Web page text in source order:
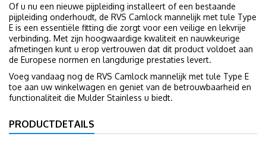
Of u nu een nieuwe pijpleiding installeert of een bestaande
pijpleiding onderhoudt, de RVS Camlock mannelijk met tule Type
E is een essentiële fitting die zorgt voor een veilige en lekvrije
verbinding. Met zijn hoogwaardige kwaliteit en nauwkeurige
afmetingen kunt u erop vertrouwen dat dit product voldoet aan
de Europese normen en langdurige prestaties levert.
Voeg vandaag nog de RVS Camlock mannelijk met tule Type E
toe aan uw winkelwagen en geniet van de betrouwbaarheid en
functionaliteit die Mulder Stainless u biedt.
PRODUCTDETAILS